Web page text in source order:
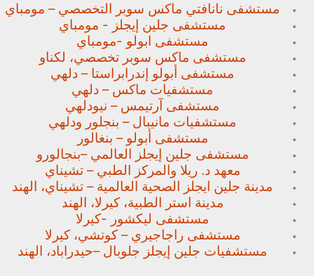
مستشفى نانافتي ماكس سوبر التخصصي – مومباي
مستشفى جلين إيجلز - مومباي
مستشفى ابولو -مومباي
مستشفى ماكس سوبر تخصصي، لكناو
مستشفى أبولو إندرابراستا – دلهي
مستشفيات ماكس – دلهي
مستشفى آرتيمس – نيودلهي
مستشفيات مانيبال – بنجلور ودلهي
مستشفى أبولو – بنغالور
مستشفى جلين إيجلز العالمي –بنجالورو
معهد د. ريلا والمركز الطبي – تشيناي
مدينة جلين ايجلز الصحية العالمية – تشيناي، الهند
مدينة استر الطبية، كيرلا، الهند
مستشفى ليكشور -كيرلا
مستشفى راجاجيري – كوتشي، كيرلا
مستشفيات جلين إيجلز جلوبال –حيدراباد، الهند